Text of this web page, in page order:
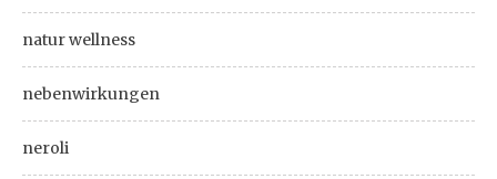
natur wellness
nebenwirkungen
neroli